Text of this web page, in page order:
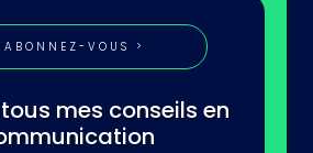
ABONNEZ-VOUS >
mes conseils en